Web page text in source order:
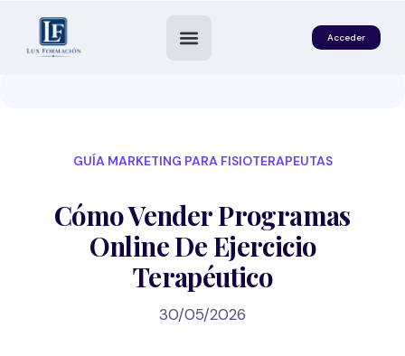
Acceder
GUÍA MARKETING PARA FISIOTERAPEUTAS
Cómo Vender Programas
Online De Ejercicio
Terapéutico
30/05/2026